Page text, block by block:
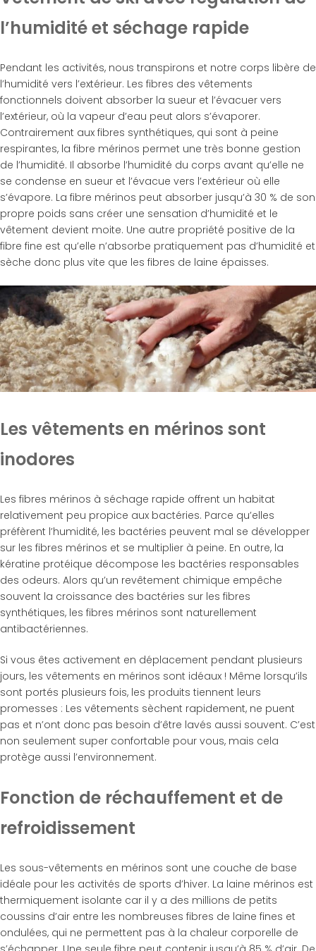
l’humidité et séchage rapide
Pendant les activités, nous transpirons et notre corps libère de
l’humidité vers l’extérieur. Les fibres des vêtements
fonctionnels doivent absorber la sueur et l’évacuer vers
l’extérieur, où la vapeur d’eau peut alors s’évaporer.
Contrairement aux fibres synthétiques, qui sont à peine
respirantes, la fibre mérinos permet une très bonne gestion
de l’humidité. Il absorbe l’humidité du corps avant qu’elle ne
se condense en sueur et l’évacue vers l’extérieur où elle
s’évapore. La fibre mérinos peut absorber jusqu’à 30 % de son
propre poids sans créer une sensation d’humidité et le
vêtement devient moite. Une autre propriété positive de la
fibre fine est qu’elle n’absorbe pratiquement pas d’humidité et
sèche donc plus vite que les fibres de laine épaisses.
Les vêtements en mérinos sont
inodores
Les fibres mérinos à séchage rapide offrent un habitat
relativement peu propice aux bactéries. Parce qu’elles
préfèrent l’humidité, les bactéries peuvent mal se développer
sur les fibres mérinos et se multiplier à peine. En outre, la
kératine protéique décompose les bactéries responsables
des odeurs. Alors qu’un revêtement chimique empêche
souvent la croissance des bactéries sur les fibres
synthétiques, les fibres mérinos sont naturellement
antibactériennes.
Si vous êtes activement en déplacement pendant plusieurs
jours, les vêtements en mérinos sont idéaux ! Même lorsqu’ils
sont portés plusieurs fois, les produits tiennent leurs
promesses : Les vêtements sèchent rapidement, ne puent
pas et n’ont donc pas besoin d’être lavés aussi souvent. C’est
non seulement super confortable pour vous, mais cela
protège aussi l’environnement.
Fonction de réchauffement et de
refroidissement
Les sous-vêtements en mérinos sont une couche de base
idéale pour les activités de sports d’hiver. La laine mérinos est
thermiquement isolante car il y a des millions de petits
coussins d’air entre les nombreuses fibres de laine fines et
ondulées, qui ne permettent pas à la chaleur corporelle de